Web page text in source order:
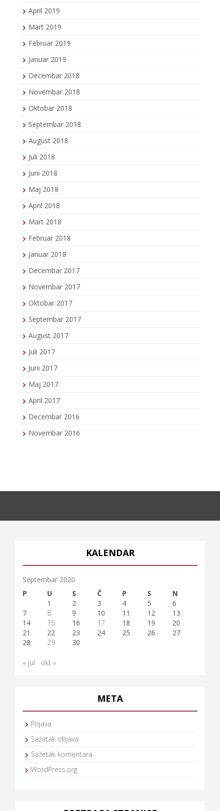
April 2019
Mart 2019
Februar 2019
Januar 2019
Decembar 2018
Novembar 2018
Oktobar 2018
Septembar 2018
August 2018
Juli 2018
Juni 2018
Maj 2018
April 2018
Mart 2018
Februar 2018
Januar 2018
Decembar 2017
Novembar 2017
Oktobar 2017
Septembar 2017
August 2017
Juli 2017
Juni 2017
Maj 2017
April 2017
Decembar 2016
Novembar 2016
KALENDAR
Septembar 2020
P
U S Č P S
N
1
2 3 4 5
6
7
8 9 10 11 12
13
14
15 16 17 18 19
20
21
22 23 24 25 26
27
28
29 30
« jul okt »
META
Prijava
Sažetak objava
Sažetak komentara
WordPress.org